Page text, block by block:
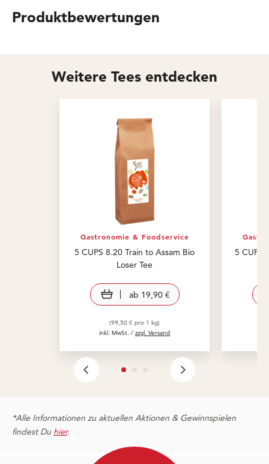
Produktbewertungen
Weitere Tees entdecken
Gastronomie & Foodservice
5 CUPS 8.20 Train to Assam Bio
Loser Tee
view product
ab 19,90 €
(99,50 € pro 1 kg)
inkl. MwSt. / zzgl. Versand
5 CUPS
*Alle Informationen zu aktuellen Aktionen & Gewinnspielen
findest Du hier.